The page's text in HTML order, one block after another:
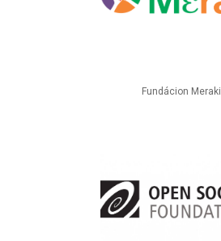
Fundácion Meraki